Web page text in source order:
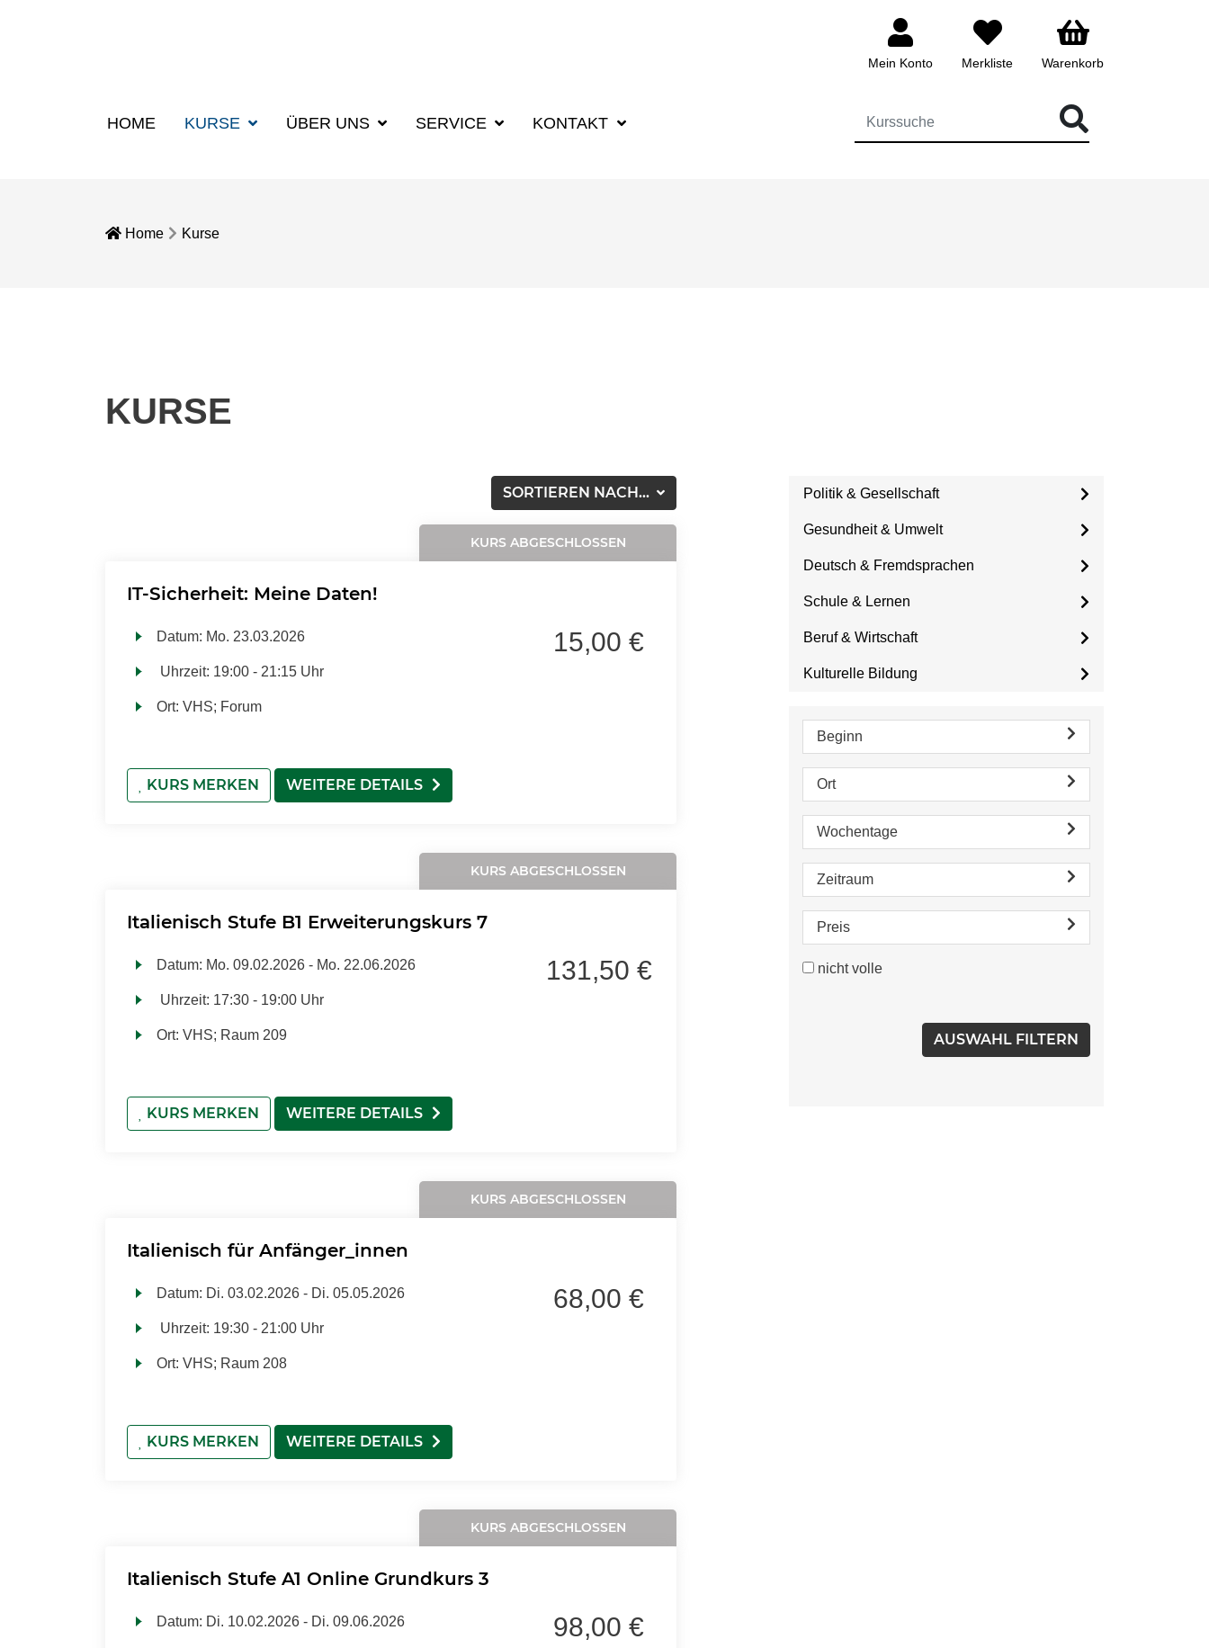
Mein Konto Merkliste Warenkorb
HOME KURSE ÜBER UNS SERVICE KONTAKT
Home Kurse
KURSE
SORTIEREN NACH...
KURS ABGESCHLOSSEN
IT-Sicherheit: Meine Daten!
Datum: Mo. 23.03.2026
Uhrzeit: 19:00 - 21:15 Uhr
Ort: VHS; Forum
15,00 €
KURS MERKEN WEITERE DETAILS
KURS ABGESCHLOSSEN
Italienisch Stufe B1 Erweiterungskurs 7
Datum: Mo. 09.02.2026 - Mo. 22.06.2026
Uhrzeit: 17:30 - 19:00 Uhr
Ort: VHS; Raum 209
131,50 €
KURS MERKEN WEITERE DETAILS
KURS ABGESCHLOSSEN
Italienisch für Anfänger_innen
Datum: Di. 03.02.2026 - Di. 05.05.2026
Uhrzeit: 19:30 - 21:00 Uhr
Ort: VHS; Raum 208
68,00 €
KURS MERKEN WEITERE DETAILS
KURS ABGESCHLOSSEN
Italienisch Stufe A1 Online Grundkurs 3
Datum: Di. 10.02.2026 - Di. 09.06.2026 98,00 €
Politik & Gesellschaft
Gesundheit & Umwelt
Deutsch & Fremdsprachen
Schule & Lernen
Beruf & Wirtschaft
Kulturelle Bildung
Beginn
Ort
Wochentage
Zeitraum
Preis
nicht volle